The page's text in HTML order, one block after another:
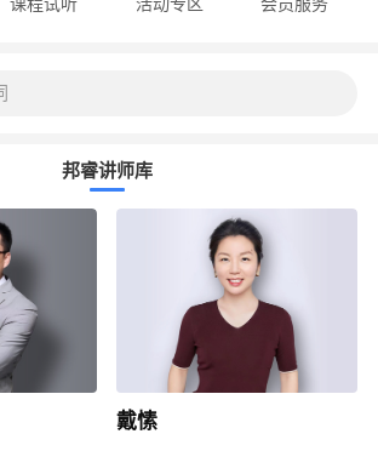
课程试听 活动专区 会员服务
邦睿讲师库
戴愫